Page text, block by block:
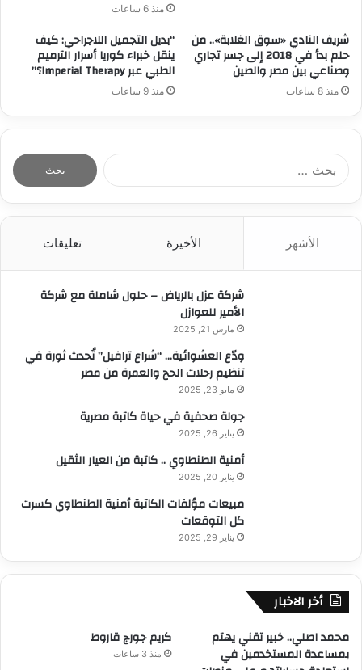
منذ 6 ساعات
شريف النادي «سوق الغلابة».. من
حلم بدأ في 2018 إلى جسر تجاري
وصناعي بين مصر والصين
منذ 8 ساعات
“بديل التجميل اللاجراحي: كيف
ينقل خبراء كوريا أسرار الترميم
الطبي عبر Imperial Therapy؟”
منذ 9 ساعات
الأشهر الأخيرة تعليقات
شركة عزل بالرياض – حلول شاملة مع شركة
الأمير للعوازل
مارس 21, 2025
ودّع العشوائية… “شراع ترافيل” تُحدث ثورة في
تنظيم رحلات الحج والعمرة من مصر
مايو 23, 2025
جولة صحفية في حياة كاتبة مصرية
يناير 26, 2025
أمنية الطنطاوي .. كاتبة من العيار الثقيل
يناير 20, 2025
مبيعات مؤلفات الكاتبة أمنية الطنطاوي كسرت
كل التوقعات
يناير 29, 2025
أخر الاخبار
محمد اصلي.. خبير تقني يهتم
بمساعدة المستخدمين في
كريم جورج قاروط
منذ 3 ساعات